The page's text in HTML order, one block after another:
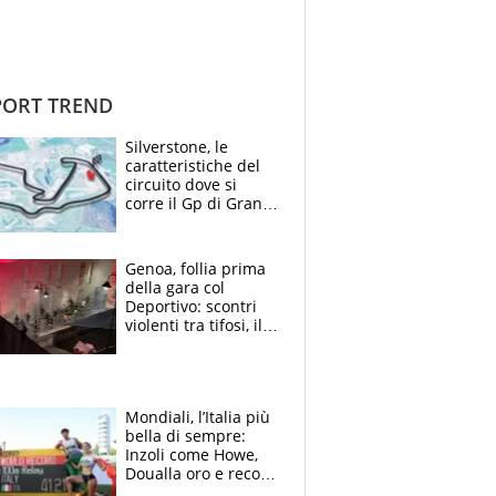
TREND
Silverstone, le
caratteristiche del
circuito dove si
corre il Gp di Gran
Genoa, follia prima
della gara col
Deportivo: scontri
violenti tra tifosi, il
Mondiali, l’Italia più
bella di sempre:
Inzoli come Howe,
Doualla oro e record